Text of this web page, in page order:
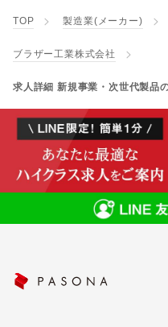
TOP 製造業(メーカー)
ブラザー工業株式会社
求人詳細 新規事業・次世代製品